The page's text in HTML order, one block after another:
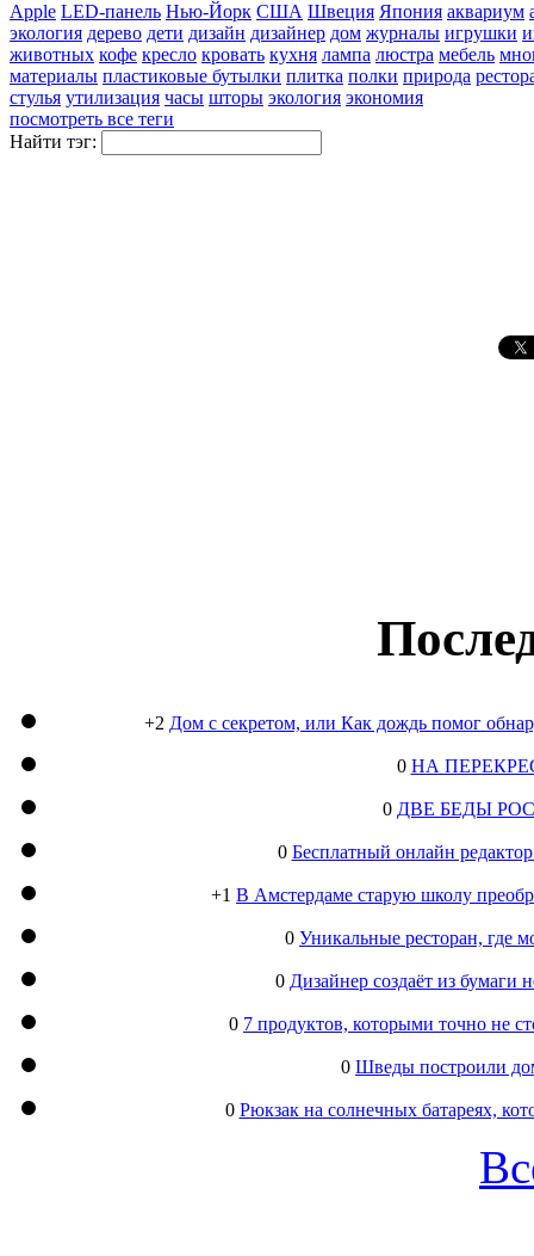
Apple LED-панель Нью-Йорк США Швеция Япония аквариум
экология дерево дети дизайн дизайнер дом журналы игрушки
животных кофе кресло кровать кухня лампа люстра мебель
материалы пластиковые бутылки плитка полки природа
стулья утилизация часы шторы экология экономия
посмотреть все теги
Найти тэг:
+2 Дом с секретом, или Как дождь помог
0 НА
0 ДВЕ БЕДЫ
0 Бесплатный онлайн
+1 В Амстердаме старую школу
0 Уникальные ресторан, где
0 Дизайнер создаёт из
0 7 продуктов, которыми точно не
0 Шведы построили
0 Рюкзак на солнечных батареях,